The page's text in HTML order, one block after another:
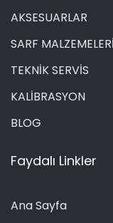
AKSESUARLAR
SARF MALZEMELERİ
TEKNİK SERVİS
KALİBRASYON
BLOG
Faydalı Linkler
Ana Sayfa